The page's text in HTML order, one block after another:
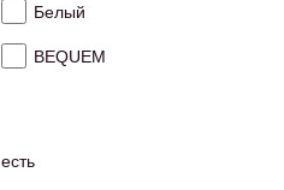
Белый
BEQUEM
есть